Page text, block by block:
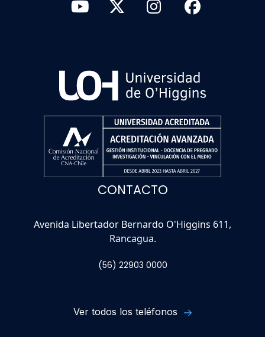
CONTACTO
Avenida Libertador Bernardo O'Higgins 611,
Rancagua.
(56) 22903 0000
Ver todos los teléfonos